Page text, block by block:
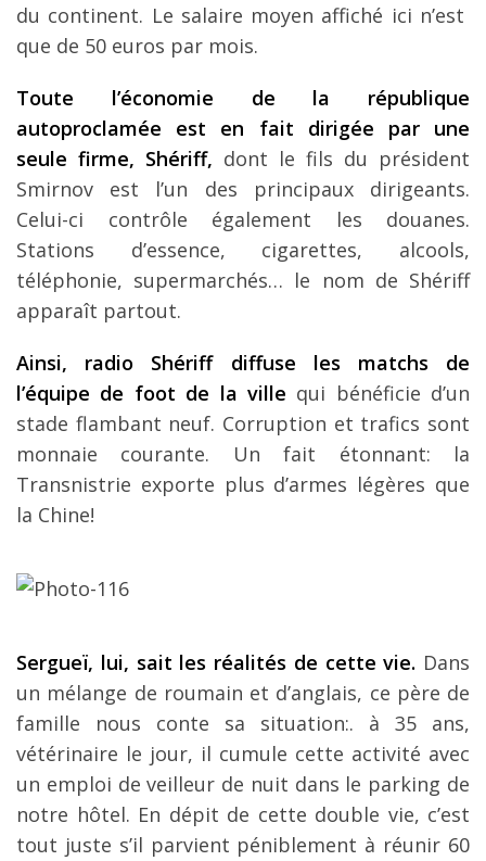
du continent. Le salaire moyen affiché ici n’est
que de 50 euros par mois.
Toute l’économie de la république
autoproclamée est en fait dirigée par une
seule firme, Shériff, dont le fils du président
Smirnov est l’un des principaux dirigeants.
Celui-ci contrôle également les douanes.
Stations d’essence, cigarettes, alcools,
téléphonie, supermarchés… le nom de Shériff
apparaît partout.
Ainsi, radio Shériff diffuse les matchs de
l’équipe de foot de la ville qui bénéficie d’un
stade flambant neuf. Corruption et trafics sont
monnaie courante. Un fait étonnant: la
Transnistrie exporte plus d’armes légères que
la Chine!
Sergueï, lui, sait les réalités de cette vie. Dans
un mélange de roumain et d’anglais, ce père de
famille nous conte sa situation:. à 35 ans,
vétérinaire le jour, il cumule cette activité avec
un emploi de veilleur de nuit dans le parking de
notre hôtel. En dépit de cette double vie, c’est
tout juste s’il parvient péniblement à réunir 60